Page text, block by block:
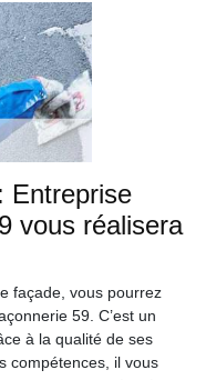
Entreprise
vous réalisera
façade, vous pourrez
59. C’est un
à la qualité de ses
compétences, il vous